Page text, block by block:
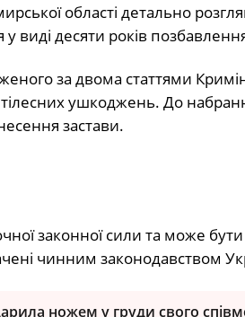
області детально
десяти років
за двома статтями
ушкоджень. До
застави.
законної сили та може
чинним законодавством
ножем у груди свого